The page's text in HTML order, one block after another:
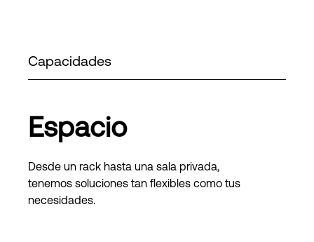
Capacidades
Espacio
Desde un rack hasta una sala privada,
tenemos soluciones tan flexibles como tus
necesidades.